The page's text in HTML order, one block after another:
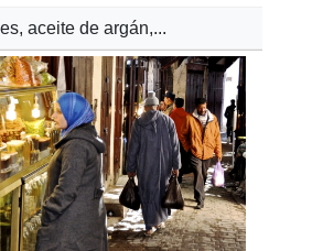
aceite de argán,...